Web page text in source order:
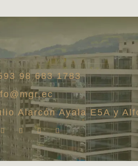
98 683 1783
Alarcón Ayala E5A y